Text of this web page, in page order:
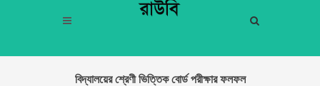
বিদ্যালয়ের শ্রেণী ভিত্তিক বোর্ড পরীক্ষার ফলফল